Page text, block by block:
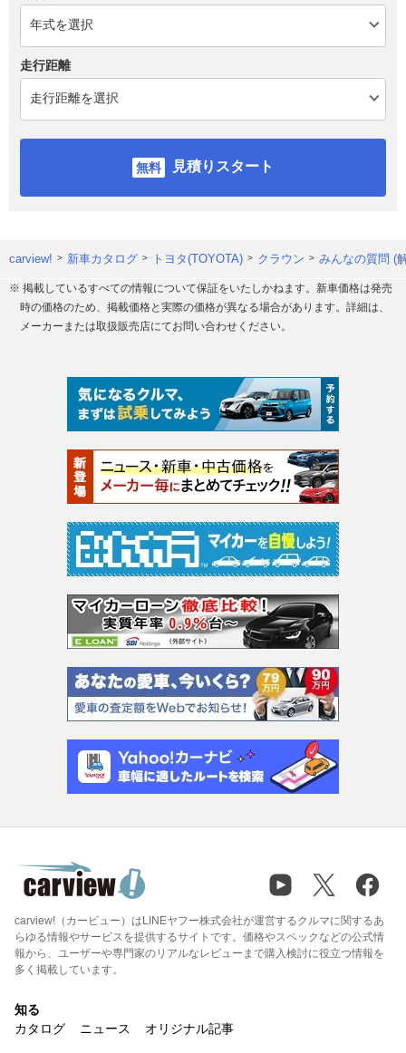
走行距離
見積りスタート
carview! 新車カタログ トヨタ(TOYOTA) クラウン みんなの質問 (
※ 掲載しているすべての情報について保証をいたしかねます。新車価格は発売
時の価格のため、掲載価格と実際の価格が異なる場合があります。詳細は、
メーカーまたは取扱販売店にてお問い合わせください。
carview!（カービュー）はLINEヤフー株式会社が運営するクルマに関するあ
らゆる情報やサービスを提供するサイトです。価格やスペックなどの公式情
報から、ユーザーや専門家のリアルなレビューまで購入検討に役立つ情報を
多く掲載しています。
知る
カタログ
ニュース オリジナル記事